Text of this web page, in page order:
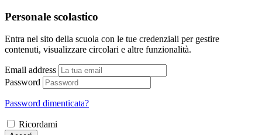
Personale scolastico
Entra nel sito della scuola con le tue credenziali per gestire
contenuti, visualizzare circolari e altre funzionalità.
Email address
Password
Password dimenticata?
Ricordami